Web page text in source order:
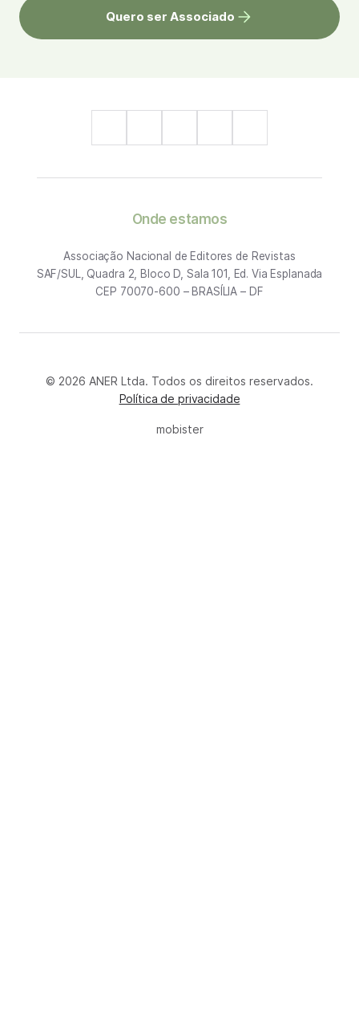
Quero ser Associado
Onde estamos
Associação Nacional de Editores de Revistas
SAF/SUL, Quadra 2, Bloco D, Sala 101, Ed. Via Esplanada
CEP 70070-600 – BRASÍLIA – DF
© 2026 ANER Ltda. Todos os direitos reservados.
Política de privacidade
mobister